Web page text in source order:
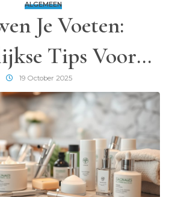
ALGEMEEN
Je Voeten:
Tips Voor
En Gezonde
Voeten
19 October 2025